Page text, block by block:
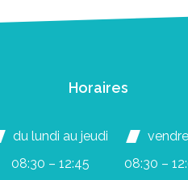
Horaires
du lundi au jeudi
08:30 – 12:45
08:30 –